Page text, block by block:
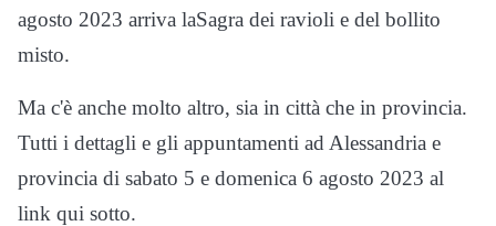
agosto 2023 arriva laSagra dei ravioli e del bollito
misto.
Ma c'è anche molto altro, sia in città che in provincia.
Tutti i dettagli e gli appuntamenti ad Alessandria e
provincia di sabato 5 e domenica 6 agosto 2023 al
link qui sotto.